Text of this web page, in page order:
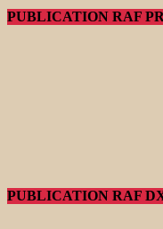
PUBLICATION RAF
PUBLICATION RAF